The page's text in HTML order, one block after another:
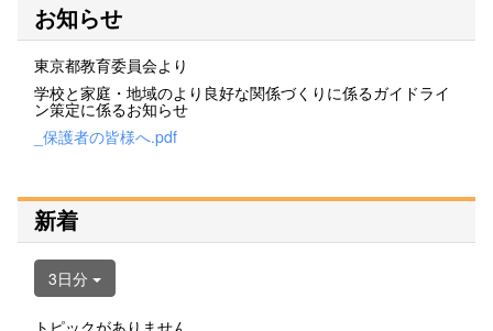
お知らせ
東京都教育委員会より
学校と家庭・地域のより良好な関係づくりに係るガイドライ
ン策定に係るお知らせ
_保護者の皆様へ.pdf
新着
3日分
トピックがありません。